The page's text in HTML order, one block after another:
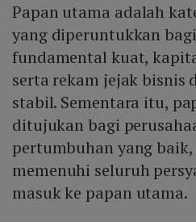
Papan utama adalah
yang diperuntukkan
fundamental kuat,
serta rekam jejak bisnis
stabil. Sementara itu,
ditujukan bagi
pertumbuhan yang
memenuhi seluruh
masuk ke papan utama.